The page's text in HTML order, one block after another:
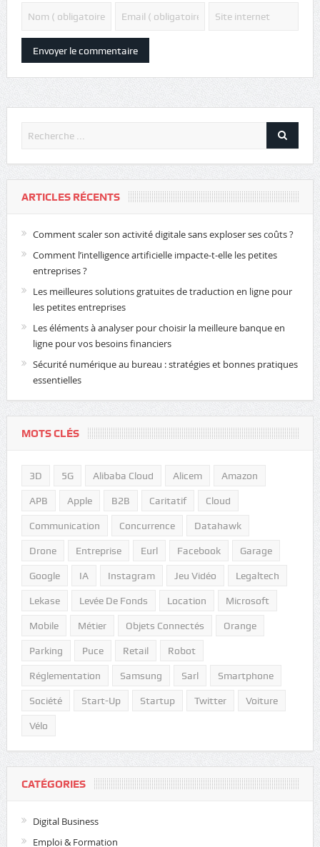
ARTICLES RÉCENTS
Comment scaler son activité digitale sans exploser ses coûts ?
Comment l’intelligence artificielle impacte-t-elle les petites
entreprises ?
Les meilleures solutions gratuites de traduction en ligne pour
les petites entreprises
Les éléments à analyser pour choisir la meilleure banque en
ligne pour vos besoins financiers
Sécurité numérique au bureau : stratégies et bonnes pratiques
essentielles
MOTS CLÉS
3D 5G Alibaba Cloud Alicem Amazon
APB Apple B2B Caritatif Cloud
Communication Concurrence Datahawk
Drone Entreprise Eurl Facebook Garage
Google IA Instagram Jeu Vidéo Legaltech
Lekase Levée De Fonds Location Microsoft
Mobile Métier Objets Connectés Orange
Parking Puce Retail Robot
Réglementation Samsung Sarl Smartphone
Société Start-Up Startup Twitter Voiture
Vélo
CATÉGORIES
Digital Business
Emploi & Formation